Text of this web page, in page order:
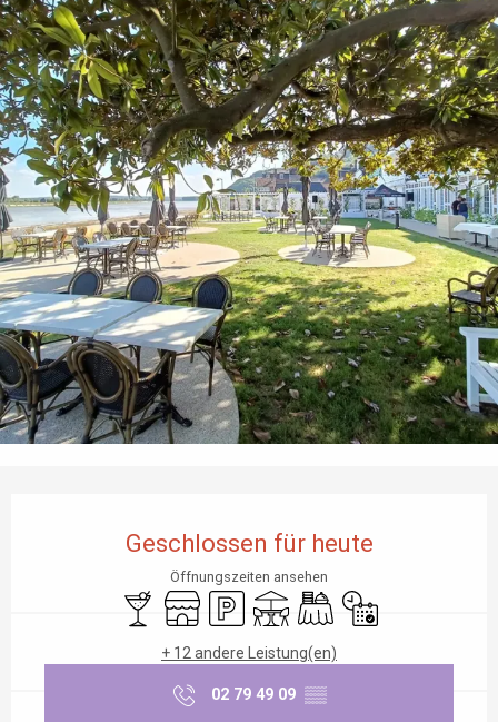
Geschlossen für heute
Öffnungszeiten ansehen
Bar / Getränkestand
Shop ParkplatzTerrasseBankettNur mit
+ 12 andere Leistung(en)
02 79 49 09 ▒▒